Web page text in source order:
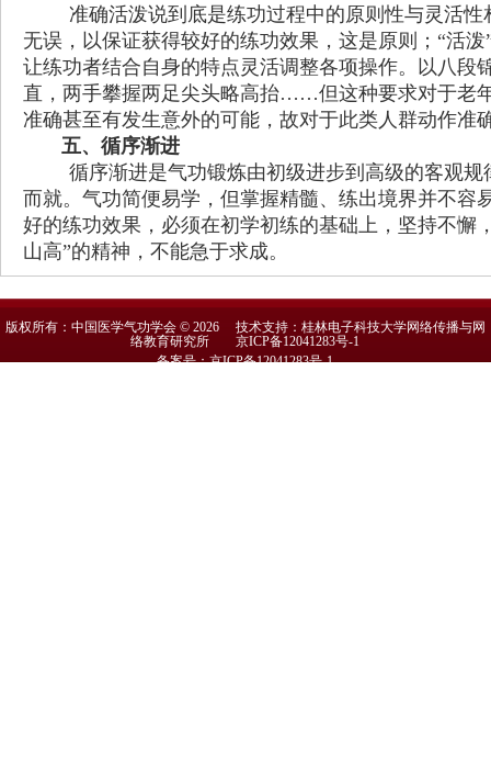
准确活泼说到底是练功过程中的原则性与灵活
无误，以保证获得较好的练功效果，这是原则；“活
让练功者结合自身的特点灵活调整各项操作。以八
直，两手攀握两足尖头略高抬……但这种要求对于老
准确甚至有发生意外的可能，故对于此类人群动作准
五、循序渐进
循序渐进是气功锻炼由初级进步到高级的客观
而就。气功简便易学，但掌握精髓、练出境界并不
好的练功效果，必须在初学初练的基础上，坚持不懈
山高”的精神，不能急于求成。
版权所有：中国医学气功学会 © 2026 技术支持：桂林电子科技大学网络传播与网
络教育研究所京ICP备12041283号-1
备案号：京ICP备12041283号-1